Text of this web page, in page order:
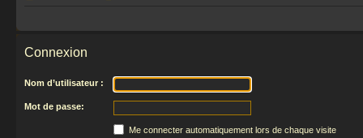
Connexion
Nom d’utilisateur :
Mot de passe:
Me connecter automatiquement lors de chaque visite